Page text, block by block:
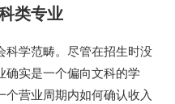
类专业
科学范畴。尽管在招生时没
确实是一个偏向文科的学
营业周期内如何确认收入